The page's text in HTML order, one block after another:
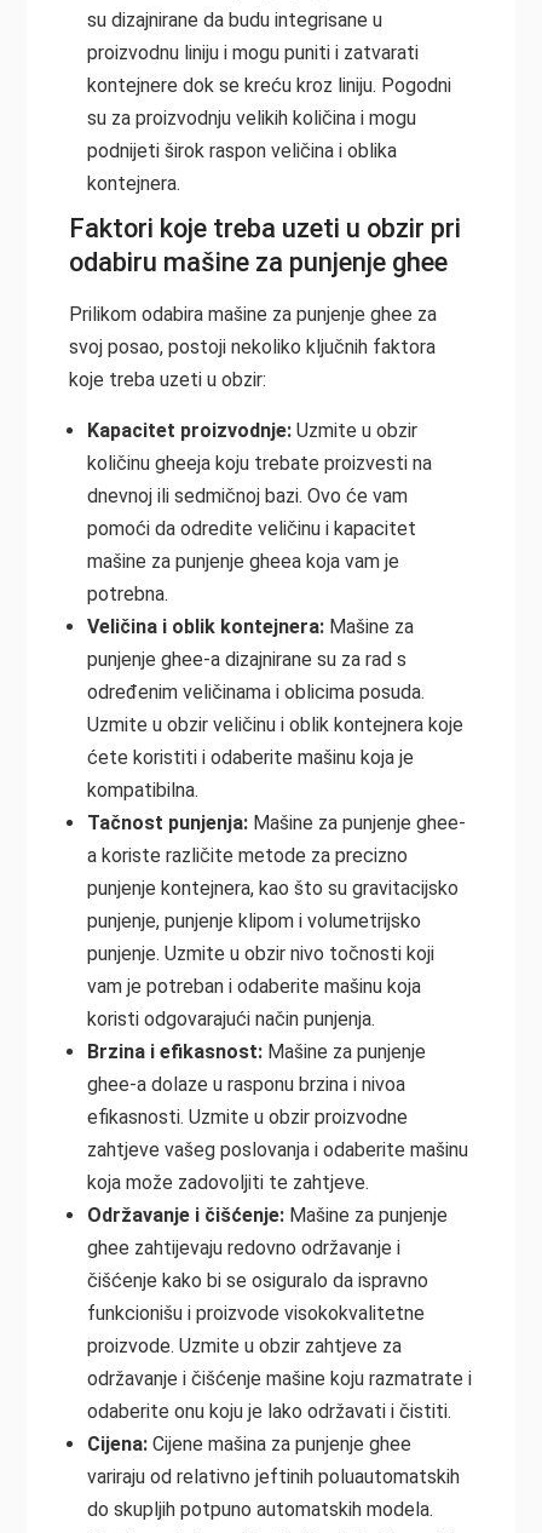
su dizajnirane da budu integrisane u
proizvodnu liniju i mogu puniti i zatvarati
kontejnere dok se kreću kroz liniju. Pogodni
su za proizvodnju velikih količina i mogu
podnijeti širok raspon veličina i oblika
kontejnera.
Faktori koje treba uzeti u obzir pri
odabiru mašine za punjenje ghee
Prilikom odabira mašine za punjenje ghee za
svoj posao, postoji nekoliko ključnih faktora
koje treba uzeti u obzir:
Kapacitet proizvodnje:Uzmite u obzir
količinu gheeja koju trebate proizvesti na
dnevnoj ili sedmičnoj bazi. Ovo će vam
pomoći da odredite veličinu i kapacitet
mašine za punjenje gheea koja vam je
potrebna.
Veličina i oblik kontejnera:Mašine za
punjenje ghee-a dizajnirane su za rad s
određenim veličinama i oblicima posuda.
Uzmite u obzir veličinu i oblik kontejnera koje
ćete koristiti i odaberite mašinu koja je
kompatibilna.
Tačnost punjenja:Mašine za punjenje ghee-
a koriste različite metode za precizno
punjenje kontejnera, kao što su gravitacijsko
punjenje, punjenje klipom i volumetrijsko
punjenje. Uzmite u obzir nivo točnosti koji
vam je potreban i odaberite mašinu koja
koristi odgovarajući način punjenja.
Brzina i efikasnost:Mašine za punjenje
ghee-a dolaze u rasponu brzina i nivoa
efikasnosti. Uzmite u obzir proizvodne
zahtjeve vašeg poslovanja i odaberite mašinu
koja može zadovoljiti te zahtjeve.
Održavanje i čišćenje:Mašine za punjenje
ghee zahtijevaju redovno održavanje i
čišćenje kako bi se osiguralo da ispravno
funkcionišu i proizvode visokokvalitetne
proizvode. Uzmite u obzir zahtjeve za
održavanje i čišćenje mašine koju razmatrate i
odaberite onu koju je lako održavati i čistiti.
Cijena:Cijene mašina za punjenje ghee
variraju od relativno jeftinih poluautomatskih
do skupljih potpuno automatskih modela.